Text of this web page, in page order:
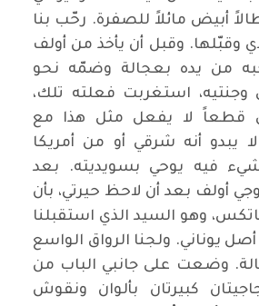
أبيض مائلاً للصفرة. رحّب بنا
وقبّلها. وقبل أن يأخذ من أولف
من يده بعجالة وضمّه نحو
وجنتيه، استغربت فعلته تلك،
قطعاً لا يفعل مثل هذا مع
يبدو أنه شرقي أو من أمريكا
شيء فيه يوحي بسويديته. بعد
أولف بعد أن لاحظ حيرتي، بأن
وهو السيد الذي استقبلنا
يوناني. ولجنا الرواق الواسع
وضعت على جانبي الباب من
كبيرتان بألوان ونقوش